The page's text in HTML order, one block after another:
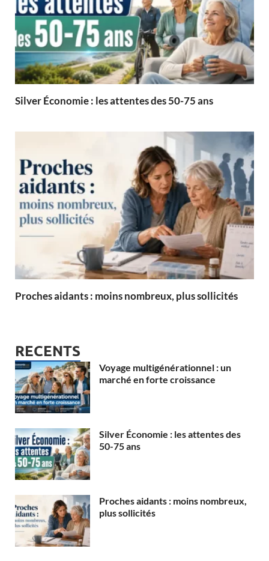
Silver Économie : les attentes des 50-75 ans
Proches aidants : moins nombreux, plus sollicités
RECENTS
Voyage multigénérationnel : un
marché en forte croissance
Silver Économie : les attentes des
50-75 ans
Proches aidants : moins nombreux,
plus sollicités